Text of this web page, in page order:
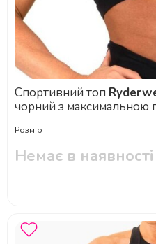
Спортивний топ
чорний з максимальною
Розмір
Немає в наявності